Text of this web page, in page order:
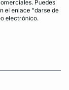
Puedes
el enlace "darse de
electrónico.